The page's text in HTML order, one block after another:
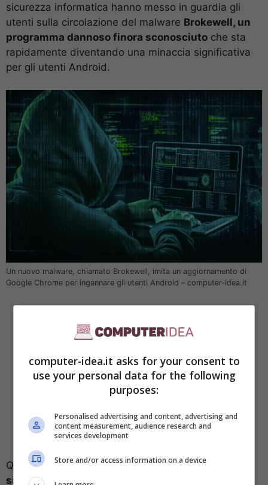
sicurezza informatica hanno messo in guardia gli
utenti sulla circolazione del malware Brokewell, un
programma dannoso finora sconosciuto che sta
rapidamente diventando una minaccia significativa
per gli utenti Android.
Un nuovo malware, chiamato Brokewell, imita un aggiornamento di
Google Chrome per ingannare gli utenti Android – computer-idea.it
Questo malware è particolarmente insidioso perché
si maschera da aggiornamento per Google
computer-idea.it asks for your consent to
use your personal data for the following
purposes:
Personalised advertising and content, advertising and
content measurement, audience research and
services development
Store and/or access information on a device